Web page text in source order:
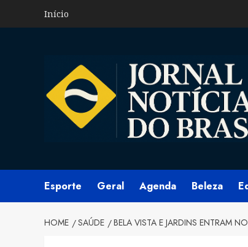
Início
Esporte Geral Agenda Beleza
HOME SAÚDE BELA VISTA E JARDINS ENTRAM